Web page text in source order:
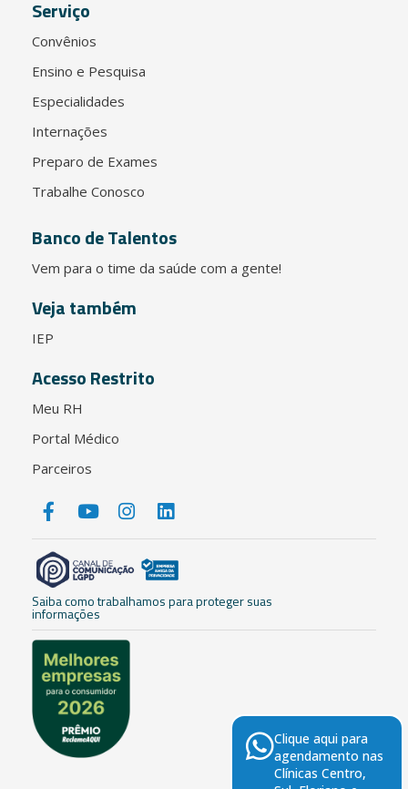
Serviço
Convênios
Ensino e Pesquisa
Especialidades
Internações
Preparo de Exames
Trabalhe Conosco
Banco de Talentos
Vem para o time da saúde com a gente!
Veja também
IEP
Acesso Restrito
Meu RH
Portal Médico
Parceiros
Saiba como trabalhamos para proteger suas
informações
Clique aqui para
agendamento nas
Clínicas Centro,